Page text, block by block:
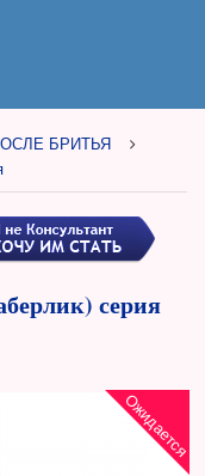
БРИТЬЯ
серия
Ожидается